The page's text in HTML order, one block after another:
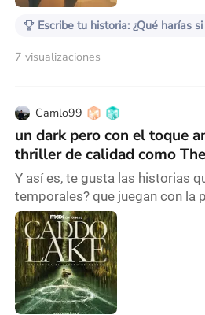
7 visualizaciones
Camlo99
un dark pero con el toque
thriller de calidad como
Caddo Lake lo puede lograr
Y así es, te gusta las historias
temporales? que juegan con la
espectador? te pareció que dark
está película te ofrece eso pero
estelares de Dylan O'Brien,
actores,y es que está película
con el final, y aunque tiene un
al momento de desarrollar y